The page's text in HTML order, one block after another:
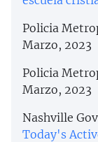
Policia
Marzo, 2023
Policia
Marzo, 2023
Nashville
Today's